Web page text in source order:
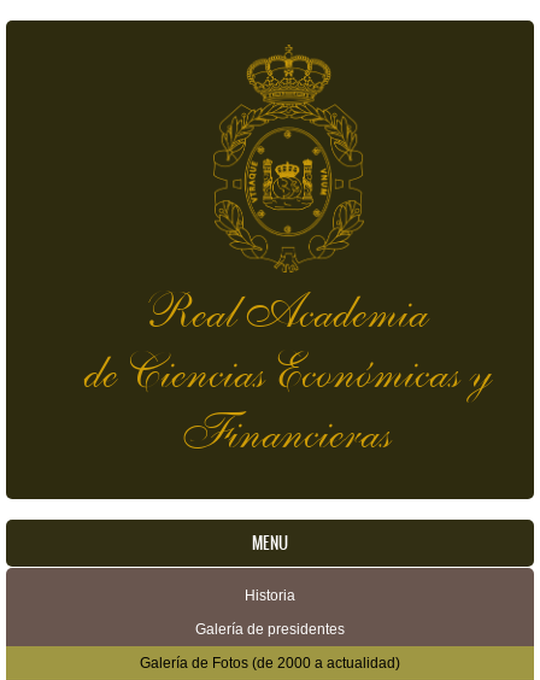
Real Academia
de Ciencias Económicas y
Financieras
MENU
Historia
Galería de presidentes
Galería de Fotos (de 2000 a actualidad)